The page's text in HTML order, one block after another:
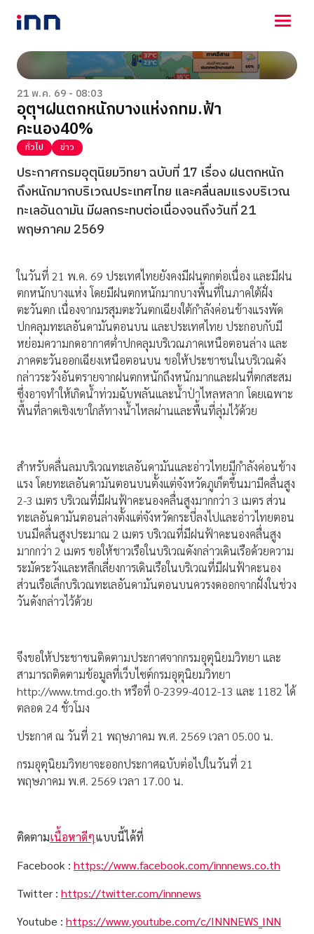
NEWS
ENTERTAINMENT
LIFESTYLE
HOROSCOPE
LOTTERY
VIDEO
ร่วมด้วยช่วยกัน
21 พ.ค. 69 - 08:03
อุตุฯฝนตกหนักบางแห่งกทม.ฟ้า
คะนอง40%
ทั่วไป ข่าว
ประกาศกรมอุตุนิยมวิทยา ฉบับที่ 17 เรื่อง ฝนตกหนัก
ถึงหนักมากบริเวณประเทศไทย และคลื่นลมแรงบริเวณ
ทะเลอันดามัน มีผลกระทบต่อเนื่องจนถึงวันที่ 21
พฤษภาคม 2569
ในวันที่ 21 พ.ค. 69 ประเทศไทยยังคงมีฝนตกต่อเนื่อง และมีฝน
ตกหนักบางแห่ง โดยมีฝนตกหนักมากบางพื้นที่ในภาคใต้ฝั่ง
ตะวันตก เนื่องจากมรสุมตะวันตกเฉียงใต้กำลังค่อนข้างแรงพัด
ปกคลุมทะเลอันดามันตอนบน และประเทศไทย ประกอบกับมี
หย่อมความกดอากาศต่ำปกคลุมบริเวณภาคเหนือตอนล่าง และ
ภาคตะวันออกเฉียงเหนือตอนบน ขอให้ประชาชนในบริเวณดัง
กล่าวระวังอันตรายจากฝนตกหนักถึงหนักมากและฝนที่ตกสะสม
ซึ่งอาจทำให้เกิดน้ำท่วมฉับพลันและน้ำป่าไหลหลาก โดยเฉพาะ
พื้นที่ลาดเชิงเขาใกล้ทางน้ำไหลผ่านและพื้นที่ลุ่มไว้ด้วย
สำหรับคลื่นลมบริเวณทะเลอันดามันและอ่าวไทยมีกำลังค่อนข้าง
แรง โดยทะเลอันดามันตอนบนตั้งแต่จังหวัดภูเก็ตขึ้นมามีคลื่นสูง
2-3 เมตร บริเวณที่มีฝนฟ้าคะนองคลื่นสูงมากกว่า 3 เมตร ส่วน
ทะเลอันดามันตอนล่างตั้งแต่จังหวัดกระบี่ลงไปและอ่าวไทยตอน
บนมีคลื่นสูงประมาณ 2 เมตร บริเวณที่มีฝนฟ้าคะนองคลื่นสูง
มากกว่า 2 เมตร ขอให้ชาวเรือในบริเวณดังกล่าวเดินเรือด้วยความ
ระมัดระวังและหลีกเลี่ยงการเดินเรือในบริเวณที่มีฝนฟ้าคะนอง
ส่วนเรือเล็กบริเวณทะเลอันดามันตอนบนควรงดออกจากฝั่งในช่วง
วันดังกล่าวไว้ด้วย
จึงขอให้ประชาชนติดตามประกาศจากกรมอุตุนิยมวิทยา และ
สามารถติดตามข้อมูลที่เว็บไซต์กรมอุตุนิยมวิทยา
http://www.tmd.go.th หรือที่ 0-2399-4012-13 และ 1182 ได้
ตลอด 24 ชั่วโมง
ประกาศ ณ วันที่ 21 พฤษภาคม พ.ศ. 2569 เวลา 05.00 น.
กรมอุตุนิยมวิทยาจะออกประกาศฉบับต่อไปในวันที่ 21
พฤษภาคม พ.ศ. 2569 เวลา 17.00 น.
ติดตามเนื้อหาดีๆแบบนี้ได้ที่
Facebook : https://www.facebook.com/innnews.co.th
Twitter : https://twitter.com/innnews
Youtube : https://www.youtube.com/c/INNNEWS_INN